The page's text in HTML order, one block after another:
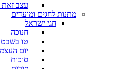
עצב
מתנות לחגים ומועדים
חגי ישראל
חנוכה
טו בשבט
יום
סוכות